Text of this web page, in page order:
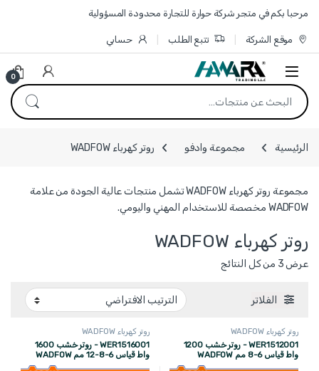
Skip to navigation
Skip to content
مرحبا بكم في متجر شركة حوارة للتجارة محدودة المسؤولية
موقع الشركة تتبع الطلب حسابي
0
البحث عن:
الرئيسية مجموعة وادفو روتر كهرباء WADFOW
مجموعة روتر كهرباء WADFOW تشمل منتجات عالية الجودة من علامة
WADFOW مخصصة للاستخدام المهني واليومي.
روتر كهرباء WADFOW
عرض ⁦3⁩ من كل النتائج
الفلاتر
روتر كهرباء WADFOW
WER1512001 - روتر خشب 1200
واط قياس 6-8 مم WADFOW
روتر كهرباء WADFOW
WER1516001 - روتر خشب 1600
واط قياس 6-8-12 مم WADFOW